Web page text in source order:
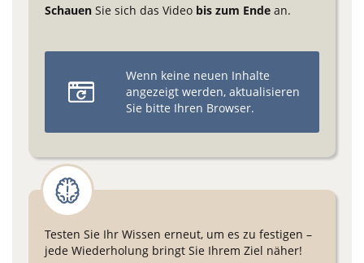
Schauen Sie sich das Video bis zum Ende an.
Wenn keine neuen Inhalte
angezeigt werden, aktualisieren
Sie bitte Ihren Browser.
Testen Sie Ihr Wissen erneut, um es zu festigen –
jede Wiederholung bringt Sie Ihrem Ziel näher!